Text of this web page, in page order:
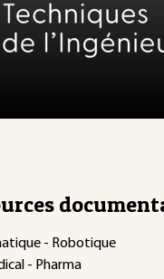
- Robotique
- Pharma